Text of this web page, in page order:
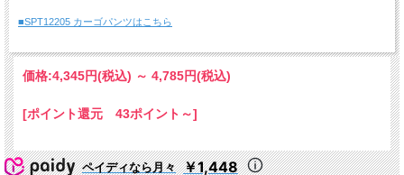
■SPT12205 カーゴパンツはこちら
価格:4,345円(税込) ～ 4,785円(税込)
[ポイント還元 43ポイント～]
ペイディなら月々 ￥1,448